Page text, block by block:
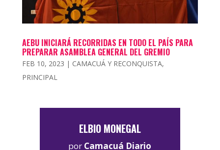
AEBU INICIARÁ RECORRIDAS EN TODO EL PAÍS PARA
PREPARAR ASAMBLEA GENERAL DEL GREMIO
FEB 10, 2023 | CAMACUÁ Y RECONQUISTA,
PRINCIPAL
ELBIO MONEGAL
por Camacuá Diario